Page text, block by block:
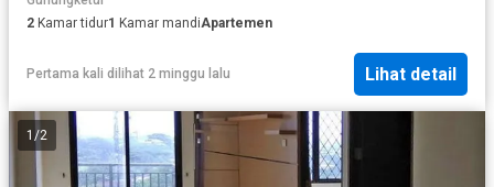
2 Kamar tidur1 Kamar mandiApartemen
Pertama kali dilihat 2 minggu lalu Lihat detail
1 /2